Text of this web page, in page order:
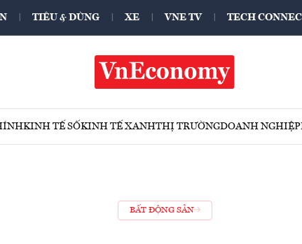
TIÊU & DÙNG XE VNE TV TECH
KINH TẾ SỐKINH TẾ XANHTHỊ TRƯỜNGDOANH NGHIỆP
BẤT ĐỘNG SẢN